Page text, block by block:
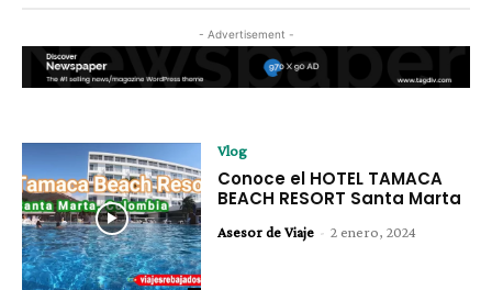
- Advertisement -
Vlog
Conoce el HOTEL TAMACA
BEACH RESORT Santa Marta
Asesor de Viaje - 2 enero, 2024